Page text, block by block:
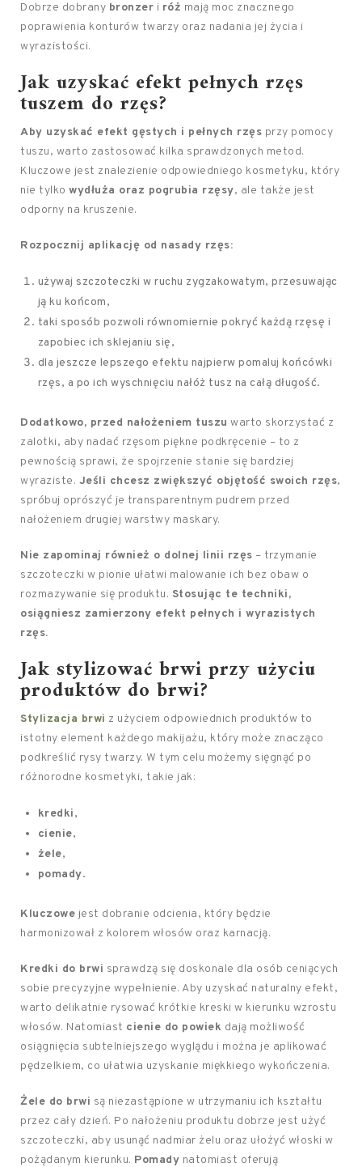
Dobrze dobrany bronzer i róż mają moc znacznego
poprawienia konturów twarzy oraz nadania jej życia i
wyrazistości.
Jak uzyskać efekt pełnych rzęs
tuszem do rzęs?
Aby uzyskać efekt gęstych i pełnych rzęs przy pomocy
tuszu, warto zastosować kilka sprawdzonych metod.
Kluczowe jest znalezienie odpowiedniego kosmetyku, który
nie tylko wydłuża oraz pogrubia rzęsy, ale także jest
odporny na kruszenie.
Rozpocznij aplikację od nasady rzęs:
używaj szczoteczki w ruchu zygzakowatym, przesuwając
ją ku końcom,
taki sposób pozwoli równomiernie pokryć każdą rzęsę i
zapobiec ich sklejaniu się,
dla jeszcze lepszego efektu najpierw pomaluj końcówki
rzęs, a po ich wyschnięciu nałóż tusz na całą długość.
Dodatkowo, przed nałożeniem tuszu warto skorzystać z
zalotki, aby nadać rzęsom piękne podkręcenie – to z
pewnością sprawi, że spojrzenie stanie się bardziej
wyraziste. Jeśli chcesz zwiększyć objętość swoich rzęs,
spróbuj oprószyć je transparentnym pudrem przed
nałożeniem drugiej warstwy maskary.
Nie zapominaj również o dolnej linii rzęs – trzymanie
szczoteczki w pionie ułatwi malowanie ich bez obaw o
rozmazywanie się produktu. Stosując te techniki,
osiągniesz zamierzony efekt pełnych i wyrazistych
rzęs.
Jak stylizować brwi przy użyciu
produktów do brwi?
Stylizacja brwi z użyciem odpowiednich produktów to
istotny element każdego makijażu, który może znacząco
podkreślić rysy twarzy. W tym celu możemy sięgnąć po
różnorodne kosmetyki, takie jak:
kredki,
cienie,
żele,
pomady.
Kluczowe jest dobranie odcienia, który będzie
harmonizował z kolorem włosów oraz karnacją.
Kredki do brwi sprawdzą się doskonale dla osób ceniących
sobie precyzyjne wypełnienie. Aby uzyskać naturalny efekt,
warto delikatnie rysować krótkie kreski w kierunku wzrostu
włosów. Natomiast cienie do powiek dają możliwość
osiągnięcia subtelniejszego wyglądu i można je aplikować
pędzelkiem, co ułatwia uzyskanie miękkiego wykończenia.
Żele do brwi są niezastąpione w utrzymaniu ich kształtu
przez cały dzień. Po nałożeniu produktu dobrze jest użyć
szczoteczki, aby usunąć nadmiar żelu oraz ułożyć włoski w
pożądanym kierunku. Pomady natomiast oferują